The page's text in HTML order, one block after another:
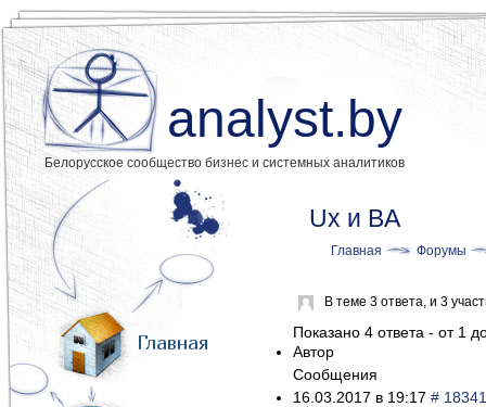
analyst.by
Белорусское сообщество бизнес и системных аналитиков
Главная
Ux и BA
Главная Форумы
В теме 3 ответа, и 3
Показано 4 ответа - от 1
Автор
Сообщения
16.03.2017 в 19:17 # 18341